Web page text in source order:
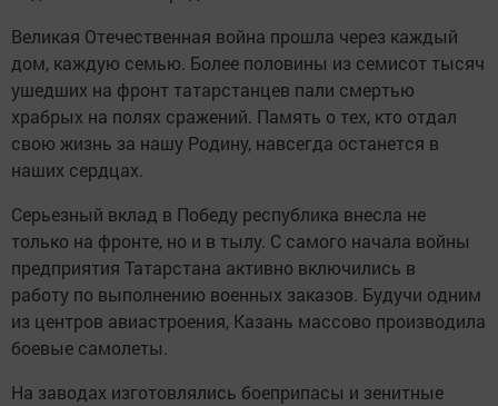
Великая Отечественная война прошла через каждый
дом, каждую семью. Более половины из семисот тысяч
ушедших на фронт татарстанцев пали смертью
храбрых на полях сражений. Память о тех, кто отдал
свою жизнь за нашу Родину, навсегда останется в
наших сердцах.
Серьезный вклад в Победу республика внесла не
только на фронте, но и в тылу. С самого начала войны
предприятия Татарстана активно включились в
работу по выполнению военных заказов. Будучи одним
из центров авиастроения, Казань массово производила
боевые самолеты.
На заводах изготовлялись боеприпасы и зенитные